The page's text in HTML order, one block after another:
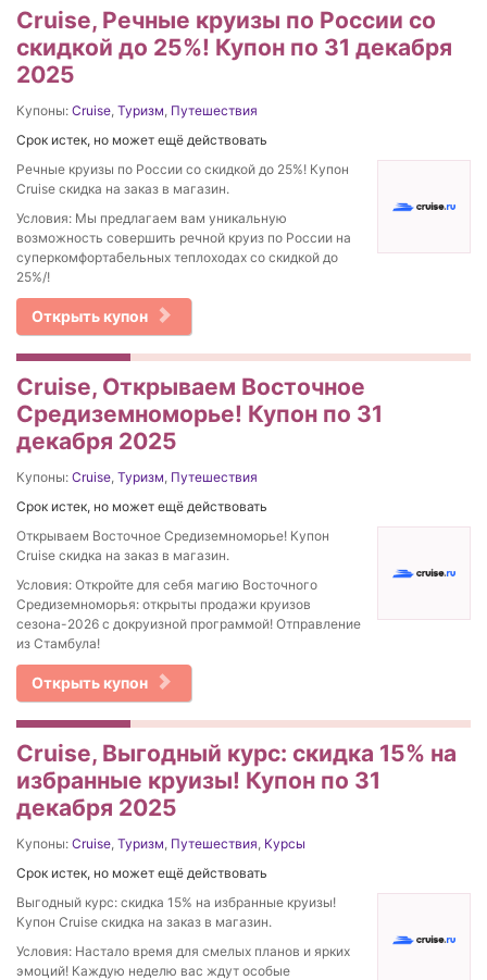
Cruise, Речные круизы по России со
скидкой до 25%! Купон по 31 декабря
2025
Купоны: Cruise Туризм Путешествия
Срок истек, но может ещё действовать
Речные круизы по России со скидкой до 25%! Купон
Cruise скидка на заказ в магазин.
Условия: Мы предлагаем вам уникальную
возможность совершить речной круиз по России на
суперкомфортабельных теплоходах со скидкой до
25%/!
Открыть купон
Cruise, Открываем Восточное
Средиземноморье! Купон по 31
декабря 2025
Купоны: Cruise Туризм Путешествия
Срок истек, но может ещё действовать
Открываем Восточное Средиземноморье! Купон
Cruise скидка на заказ в магазин.
Условия: Откройте для себя магию Восточного
Средиземноморья: открыты продажи круизов
сезона-2026 с докруизной программой! Отправление
из Стамбула!
Открыть купон
Cruise, Выгодный курс: скидка 15% на
избранные круизы! Купон по 31
декабря 2025
Купоны: Cruise Туризм Путешествия Курсы
Срок истек, но может ещё действовать
Выгодный курс: скидка 15% на избранные круизы!
Купон Cruise скидка на заказ в магазин.
Условия: Настало время для смелых планов и ярких
эмоций! Каждую неделю вас ждут особые